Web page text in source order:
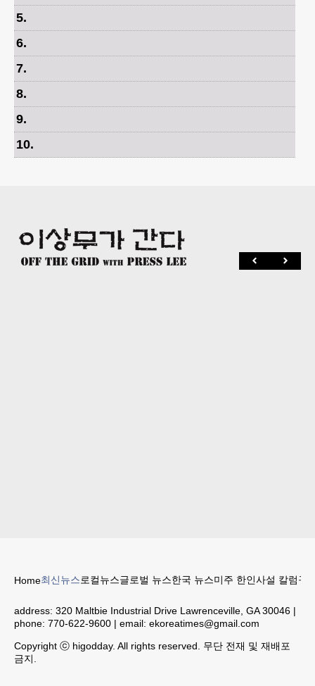
5.
6.
7.
8.
9.
10.
Home최신뉴스로컬뉴스글로벌 뉴스한국 뉴스미주 한인사설 칼럼구
address: 320 Maltbie Industrial Drive Lawrenceville, GA 30046 |
phone: 770-622-9600 | email: ekoreatimes@gmail.com
Copyright ⓒ higodday. All rights reserved. 무단 전재 및 재배포
금지.